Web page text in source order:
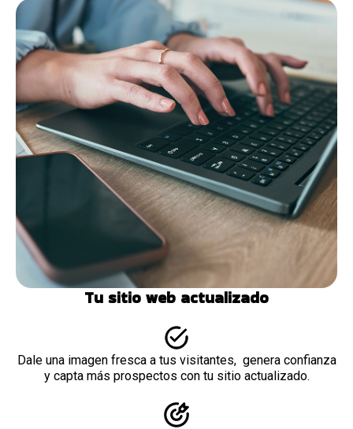
Tu sitio web actualizado
Dale una imagen fresca a tus visitantes, genera confianza
y capta más prospectos con tu sitio actualizado.